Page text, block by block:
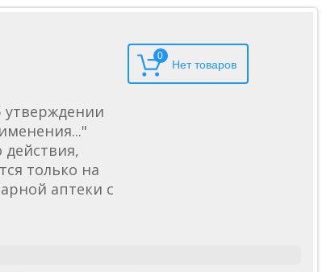
утверждении
только на
аптеки с
0